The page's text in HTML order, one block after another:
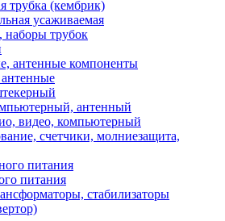
трубка (кембрик)
усаживаемая
наборы трубок
антенные компоненты
антенные
антенный
видео, компьютерный
счетчики, молниезащита,
питания
питания
стабилизаторы